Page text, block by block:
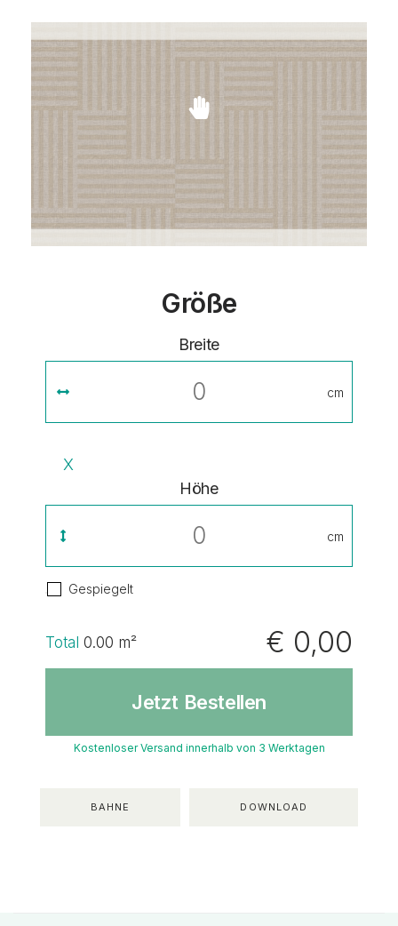
Größe
Breite
cm
X
Höhe
cm
Gespiegelt
Total 0.00 m² € 0,00
Jetzt Bestellen
Kostenloser Versand innerhalb von 3 Werktagen
BAHNE DOWNLOAD